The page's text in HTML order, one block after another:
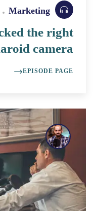
Marketing
the right
camera?
EPISODE PAGE